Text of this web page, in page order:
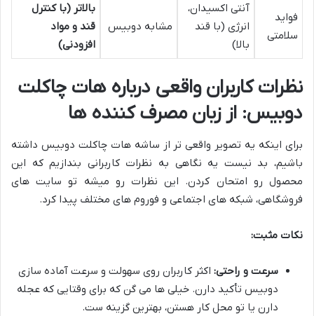
فواید
سلامتی
آنتی اکسیدان،
انرژی (با قند
بالا)
مشابه دوبیس
بالاتر (با کنترل
قند و مواد
افزودنی)
نظرات کاربران واقعی درباره هات چاکلت
دوبیس: از زبان مصرف کننده ها
برای اینکه یه تصویر واقعی تر از ساشه هات چاکلت دوبیس داشته
باشیم، بد نیست یه نگاهی به نظرات کاربرانی بندازیم که این
محصول رو امتحان کردن. این نظرات رو میشه تو سایت های
فروشگاهی، شبکه های اجتماعی و فوروم های مختلف پیدا کرد.
نکات مثبت:
سرعت و راحتی: اکثر کاربران روی سهولت و سرعت آماده سازی
دوبیس تأکید دارن. خیلی ها می گن که برای وقتایی که عجله
دارن یا تو محل کار هستن، بهترین گزینه ست.